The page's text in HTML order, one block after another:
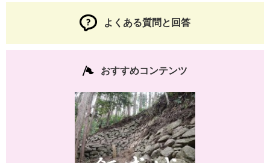
よくある質問と回答
おすすめコンテンツ